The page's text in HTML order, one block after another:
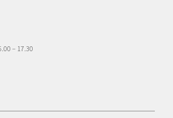
– 17.30